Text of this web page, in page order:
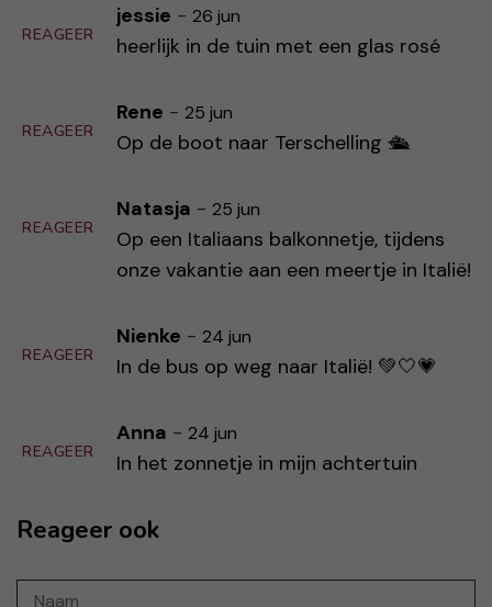
REAGEER
jessie - 26 jun
heerlijk in de tuin met een glas rosé
REAGEER
Rene - 25 jun
Op de boot naar Terschelling 🛳️
REAGEER
Natasja - 25 jun
Op een Italiaans balkonnetje, tijdens
onze vakantie aan een meertje in Italië!
REAGEER
Nienke - 24 jun
In de bus op weg naar Italië! 💚🤍💗
REAGEER
Anna - 24 jun
In het zonnetje in mijn achtertuin
Reageer ook